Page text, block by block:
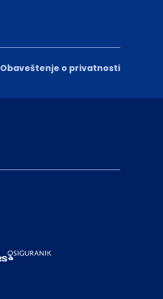
Obaveštenje o privatnosti